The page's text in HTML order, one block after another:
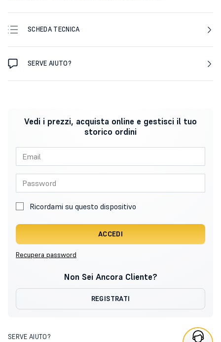
SCHEDA TECNICA
SERVE AIUTO?
Vedi i prezzi, acquista online e gestisci il tuo
storico ordini
Ricordami su questo dispositivo
ACCEDI
Recupera password
Non Sei Ancora Cliente?
REGISTRATI
SERVE AIUTO?